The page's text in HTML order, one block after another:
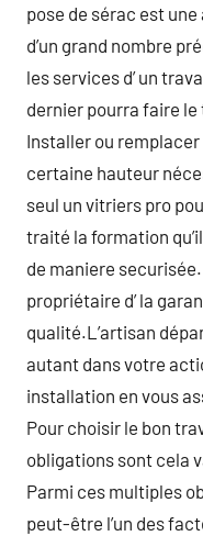
pose de sérac est
d’un grand nombre
les services d’ un
dernier pourra faire le
Installer ou
certaine hauteur
seul un vitriers pro
traité la formation
de maniere
propriétaire d’ la
qualité.L’artisan
autant dans votre
installation en vous
Pour choisir le bon
obligations sont cela
Parmi ces multiples
peut-être l’un des